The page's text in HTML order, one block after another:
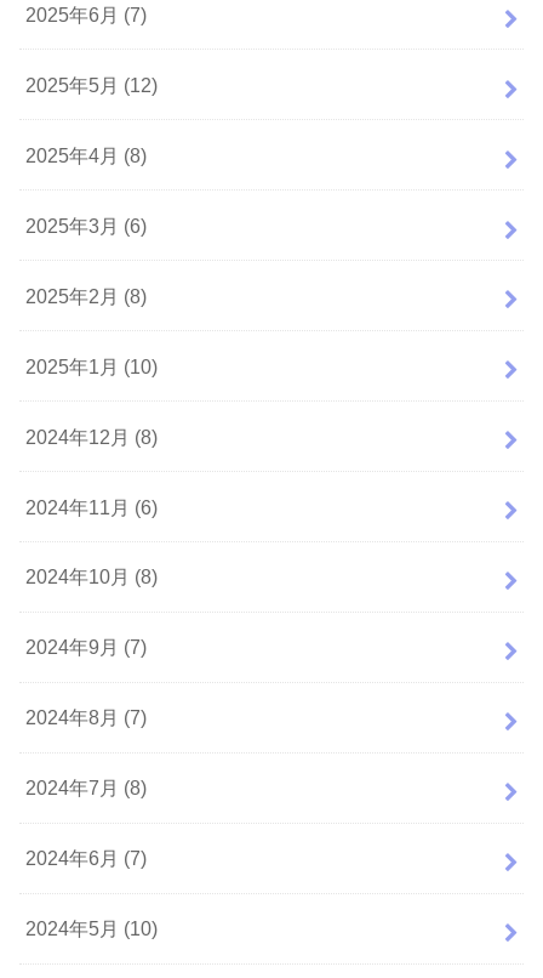
2025年6月 (7)
2025年5月 (12)
2025年4月 (8)
2025年3月 (6)
2025年2月 (8)
2025年1月 (10)
2024年12月 (8)
2024年11月 (6)
2024年10月 (8)
2024年9月 (7)
2024年8月 (7)
2024年7月 (8)
2024年6月 (7)
2024年5月 (10)